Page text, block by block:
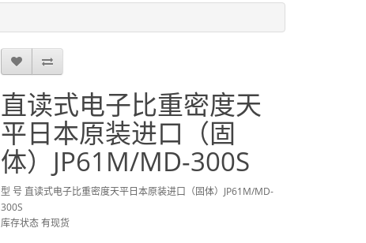
直读式电子比重密度天
平日本原装进口（固
体）JP61M/MD-300S
型 号 直读式电子比重密度天平日本原装进口（固体）JP61M/MD-
300S
库存状态 有现货